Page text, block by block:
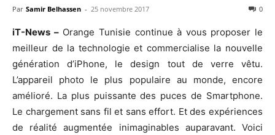
Par Samir Belhassen - 25 novembre 2017 0
iT-News –Orange Tunisie continue à vous proposer le
meilleur de la technologie et commercialise la nouvelle
génération d’iPhone, le design tout de verre vêtu.
L’appareil photo le plus populaire au monde, encore
amélioré. La plus puissante des puces de Smartphone.
Le chargement sans fil et sans effort. Et des expériences
de réalité augmentée inimaginables auparavant. Voici